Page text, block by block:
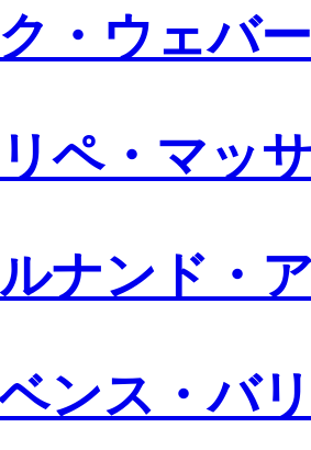
・ウェバー
ペ・マッ
ナンド・
ンス・バ